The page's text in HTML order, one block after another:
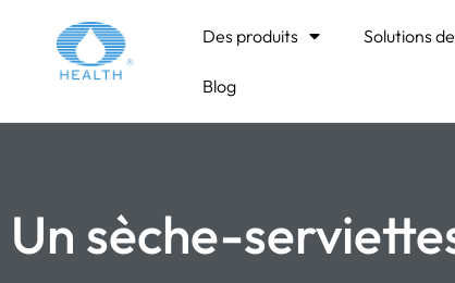
Des produits Solutions
Blog
Un sèche-